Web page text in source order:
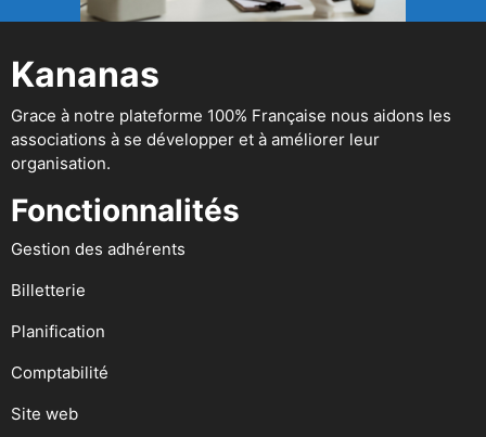
Kananas
Grace à notre plateforme 100% Française nous aidons les
associations à se développer et à améliorer leur
organisation.
Fonctionnalités
Gestion des adhérents
Billetterie
Planification
Comptabilité
Site web